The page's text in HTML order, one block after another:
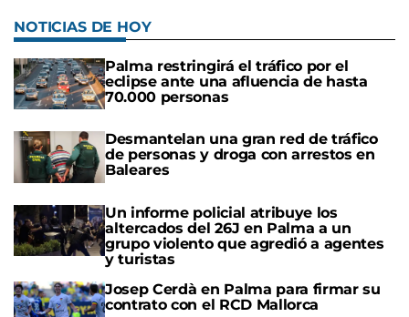
NOTICIAS DE HOY
Palma restringirá el tráfico por el
eclipse ante una afluencia de hasta
70.000 personas
Desmantelan una gran red de tráfico
de personas y droga con arrestos en
Baleares
Un informe policial atribuye los
altercados del 26J en Palma a un
grupo violento que agredió a agentes
y turistas
Josep Cerdà en Palma para firmar su
contrato con el RCD Mallorca